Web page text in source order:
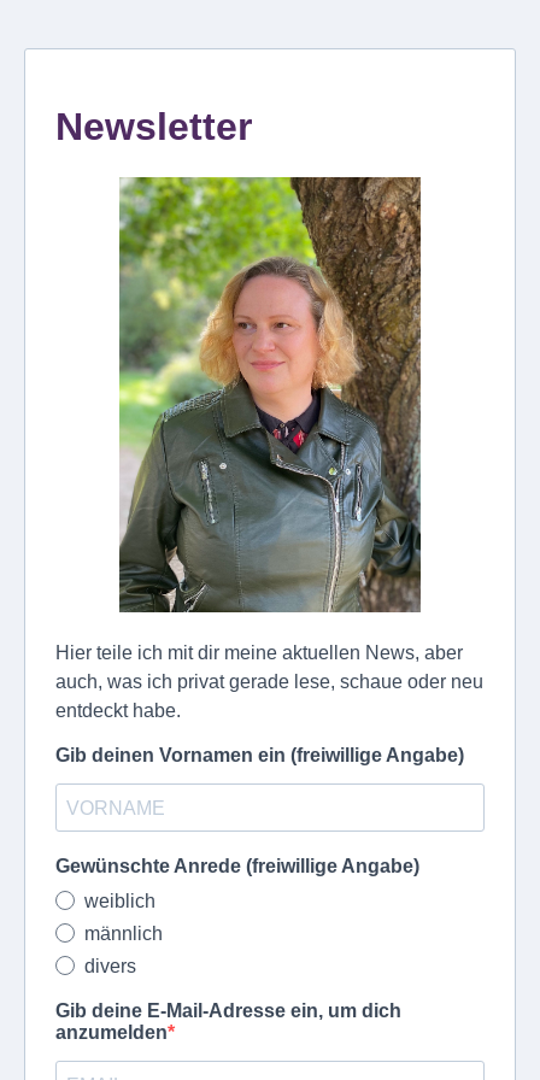
Newsletter
Hier teile ich mit dir meine aktuellen News, aber
auch, was ich privat gerade lese, schaue oder neu
entdeckt habe.
Gib deinen Vornamen ein (freiwillige Angabe)
Gewünschte Anrede (freiwillige Angabe)
weiblich
männlich
divers
Gib deine E-Mail-Adresse ein, um dich
anzumelden